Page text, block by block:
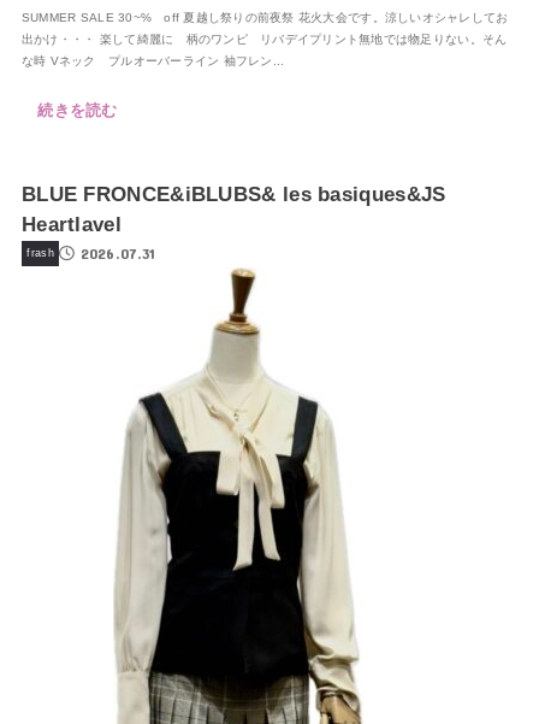
SUMMER SALE 30~% off 夏越し祭りの前夜祭 花火大会です。涼しいオシャレしてお
出かけ・・・ 楽して綺麗に 柄のワンピ リバデイプリント無地では物足りない。そん
な時 Vネック プルオーバーライン 袖フレン...
続きを読む
BLUE FRONCE&iBLUBS& les basiques&JS
Heartlavel
frash 2026.07.31